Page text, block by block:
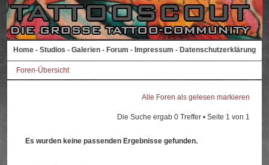
Home - Studios - Galerien - Forum - Impressum - Datenschutzerklärung
Foren-Übersicht
Alle Foren als gelesen markieren
Die Suche ergab 0 Treffer • Seite 1 von 1
Es wurden keine passenden Ergebnisse gefunden.